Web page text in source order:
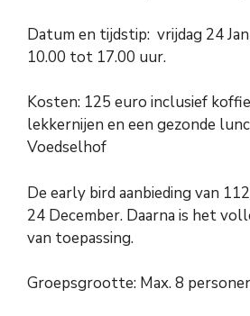
Datum en tijdstip: vrijdag 24
10.00 tot 17.00 uur.
Kosten: 125 euro inclusief
lekkernijen en een gezonde
Voedselhof
De early bird aanbieding van
24 December. Daarna is het
van toepassing.
Groepsgrootte: Max. 8